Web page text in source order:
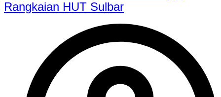
Rangkaian HUT Sulbar